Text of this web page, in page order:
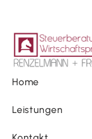
Home
Leistungen